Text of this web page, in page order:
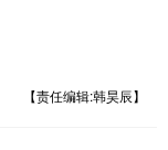
【责任编辑:韩昊辰】